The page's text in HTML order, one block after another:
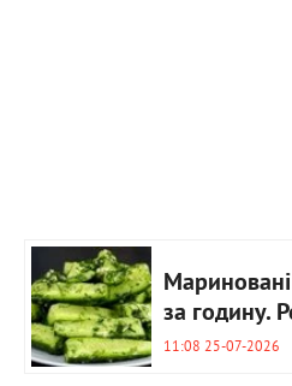
за годину.
11:08 25-07-2026